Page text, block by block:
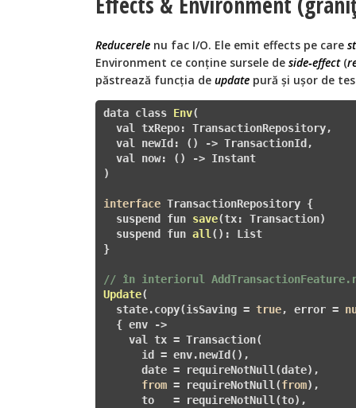
Reducerele nu fac I/O. Ele emit effects pe care
Environment ce conține sursele de side‑effect(
păstrează funcția de update pură și ușor de
data class Env(
  val txRepo: TransactionRepository,
  val newId: ()
-> TransactionId,
  val now:
()
-> Instant
)
interface TransactionRepository {
suspend fun save(tx: Transaction)
  suspend fun
all() : List
}
// în interiorul
Update(
  state.copy(isSaving =
true, error =
{ env ->
    val tx = Transaction(
      id = env.newId(),
      date = requireNotNull(date),
from = requireNotNull(from),
      to   = requireNotNull(to),